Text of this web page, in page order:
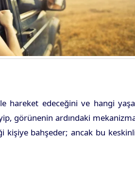
hareket edeceğini ve hangi
görünenin ardındaki
kişiye bahşeder; ancak bu